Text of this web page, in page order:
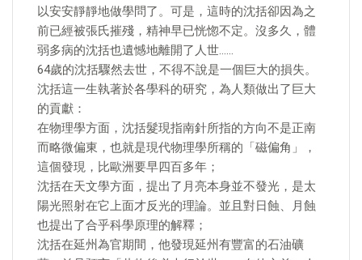
以安安靜靜地做學問了。可是，這時的沈括卻因為之
前已經被張氏摧殘，精神早已恍惚不定。沒多久，體
弱多病的沈括也遺憾地離開了人世……
64歲的沈括驟然去世，不得不說是一個巨大的損失。
沈括這一生執著於各學科的研究，為人類做出了巨大
的貢獻：
在物理學方面，沈括髮現指南針所指的方向不是正南
而略微偏東，也就是現代物理學所稱的「磁偏角」，
這個發現，比歐洲要早四百多年；
沈括在天文學方面，提出了月亮本身並不發光，是太
陽光照射在它上面才反光的理論。並且對日蝕、月蝕
也提出了合乎科學原理的解釋；
沈括在延州為官期間，他發現延州有豐富的石油礦